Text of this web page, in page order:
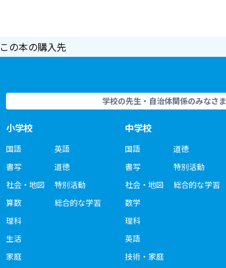
この本の購入先
学校の先生・自治体関係のみなさま
小学校
国語
書写
社会・地図
算数
理科
生活
家庭
英語
道徳
特別活動
総合的な学習
中学校
国語
書写
社会・地図
数学
理科
英語
技術・家庭
道徳
特別活動
総合的な学習